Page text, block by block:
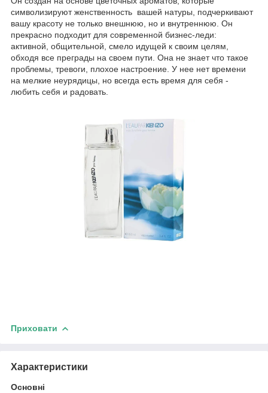
символизируют женственность вашей натуры, подчеркивают
вашу красоту не только внешнюю, но и внутреннюю. Он
прекрасно подходит для современной бизнес-леди:
активной, общительной, смело идущей к своим целям,
обходя все преграды на своем пути. Она не знает что такое
проблемы, тревоги, плохое настроение. У нее нет времени
на мелкие неурядицы, но всегда есть время для себя -
любить себя и радовать.
Приховати
Характеристики
Основні